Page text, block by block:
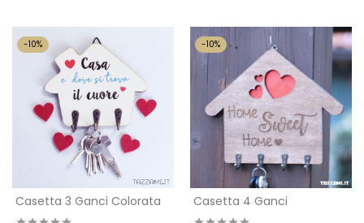
Casetta 3 Ganci Colorata
-10%
Casetta 4 Ganci
-10%